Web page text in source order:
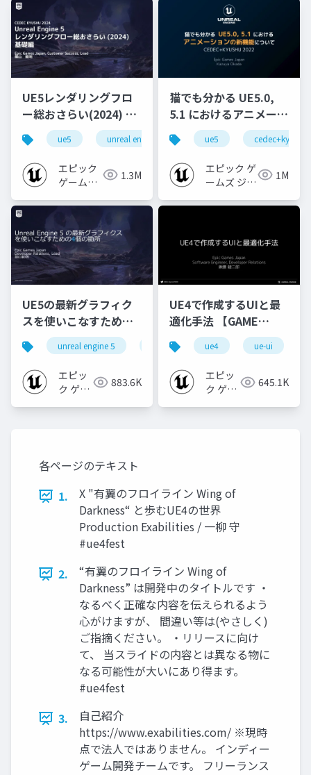
UE5レンダリングフロ
ー総おさらい(2024) 基
礎編！
[CEDEC+KYUSHU
2024]
ue5 unreal engine ue-rendering
エピック
ゲームズ
1.3M
猫でも分かる UE5.0,
5.1 におけるアニメーシ
ョンの新機能について
【CEDEC+KYUSHU
2022】
ue5 cedec+kyushu
エピック ゲ
ームズ ジャ
1M
UE5の最新グラフィク
スを使いこなすための4
個の勘所
[CEDEC+KYUSHU
2023]
unreal engine 5 cedec cedec+kyushu
エピッ
ク ゲー
883.6K
UE4で作成するUIと最
適化手法 【GAME
CREATORS
CONFERENCE '20】
ue4 ue-ui
エピッ
ク ゲー
645.1K
各ページのテキスト
1.
X "有翼のフロイライン Wing of
Darkness“ と歩むUE4の世界
Production Exabilities / 一柳 守
#ue4fest
2.
“有翼のフロイライン Wing of
Darkness” は開発中のタイトルです ・
なるべく正確な内容を伝えられるよう
心がけますが、 間違い等は(やさしく)
ご指摘ください。 ・リリースに向け
て、 当スライドの内容とは異なる物に
なる可能性が大いにあり得ます。
#ue4fest
3.
自己紹介
https://www.exabilities.com/ ※現時
点で法人ではありません。 インディー
ゲーム開発チームです。 フリーランス